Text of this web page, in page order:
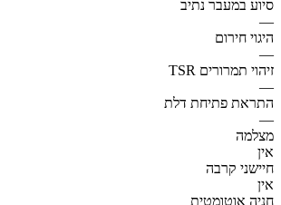
סיוע במעבר נתיב
—
היגוי חירום
—
זיהוי תמרורים TSR
—
התראת פתיחת דלת
—
מצלמה
אין
חיישני קרבה
אין
חניה אוטומטית